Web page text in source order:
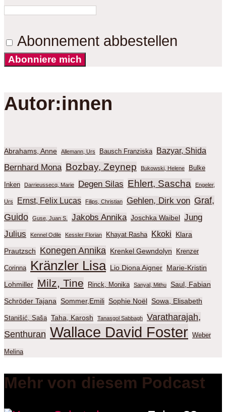
Abonnement abbestellen
Abonniere mich
Autor:innen
Abrahams, Anne Allemann, Urs Bausch Franziska Bazyar, Shida
Bernhard Mona Bozbay, Zeynep Bukowski, Helene Bulke
Inken Darrieussecq, Marie Degen Silas Ehlert, Sascha Engeler,
Urs Ernst, Felix Lucas Filips, Christian Gehlen, Dirk von Graf,
Guido
Guse, Juan S. Jakobs Annika Joschka Waibel Jung
Julius
Kennel Odile Kessler Florian Khayat Rasha Kkoki Klara
Prautzsch Konegen Annika Krenkel Gewndolyn Krenzer
Corinna Kränzler Lisa Lio Diona Aigner Marie-Kristin
Lohmiller Milz, Tine Rinck, Monika Sanyal, Mithu Saul, Fabian
Schröder Tajana Sommer,Emili Sophie Noël Sowa, Elisabeth
Stanišić, Saša Taha, Karosh Tanasgol Sabbagh
Varatharajah,
Senthuran Wallace David Foster Weber
Melina
Mehr von diesem Podcast